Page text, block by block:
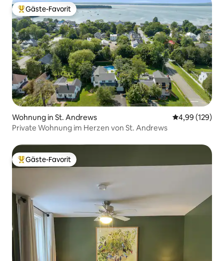
Beliebter Gäste-Favorit.
Gäste-Favorit
Wohnung in St. Andrews
4,99 (129)
Private Wohnung im Herzen von St. Andrews
Beliebter Gäste-Favorit.
Gäste-Favorit